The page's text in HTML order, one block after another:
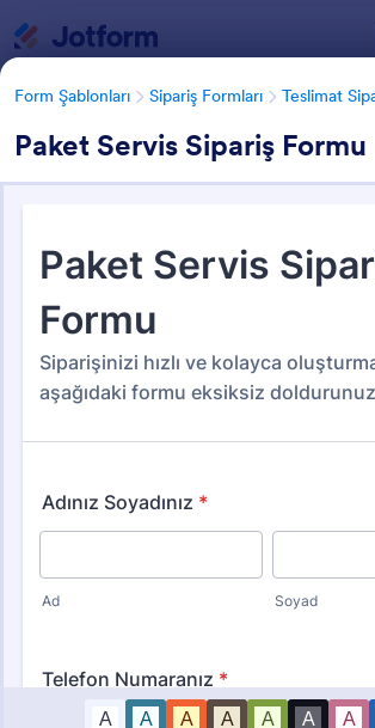
Form Şablonları Sipariş Formları Teslimat
Paket Servis Sipariş Formu
Form Şablonları Sipariş Formları Teslimat
Teslimat Sipariş
Form Şablonu Kategorileri